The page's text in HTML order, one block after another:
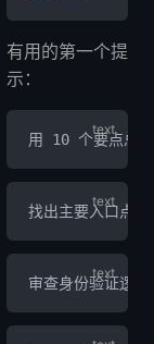
有用的第一个提
示：
用 10 个要点总
找出主要入口点
审查身份验证逻